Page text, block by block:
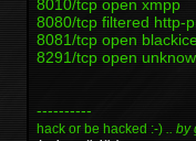
8010/tcp open xmpp
8080/tcp filtered http-
8081/tcp open
8291/tcp open
----------
hack or be hacked :-) ..